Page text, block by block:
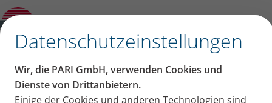
Datenschutzeinstellungen
Wir, die PARI GmbH, verwenden Cookies und
Dienste von Drittanbietern.
Einige der Cookies und anderen Technologien sind
PARI PEAK FLOW AIR
Spirometrie von PARI